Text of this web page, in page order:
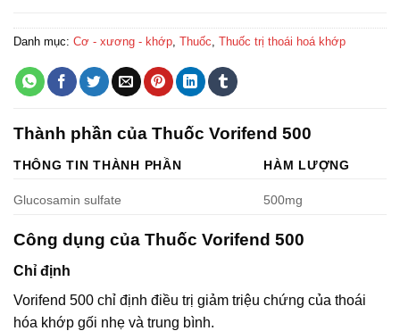
Danh mục: Cơ - xương - khớp Thuốc Thuốc trị thoái hoá khớp
Thành phần của Thuốc Vorifend 500
THÔNG TIN THÀNH PHẦN HÀM LƯỢNG
Glucosamin sulfate 500mg
Công dụng của Thuốc Vorifend 500
Chỉ định
Vorifend 500 chỉ định điều trị giảm triệu chứng của thoái
hóa khớp gối nhẹ và trung bình.